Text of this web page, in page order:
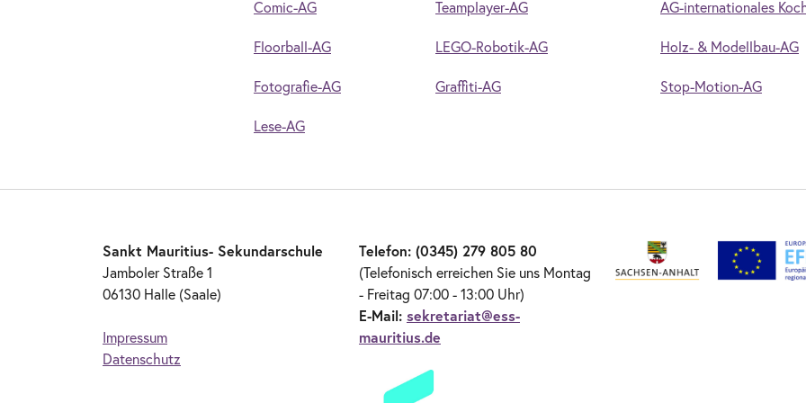
Comic-AG Teamplayer-AG AG-internationales
Floorball-AG LEGO-Robotik-AG Holz- & Modellbau-AG
Fotografie-AG Graffiti-AG Stop-Motion-AG
Lese-AG
Sankt Mauritius- Sekundarschule
Jamboler Straße 1
06130 Halle (Saale)
Impressum
Datenschutz
Telefon: (0345) 279 805 80
(Telefonisch erreichen Sie uns Montag
- Freitag 07:00 - 13:00 Uhr)
E-Mail: sekretariat@ess-
mauritius.de